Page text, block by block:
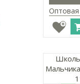
Оптовая